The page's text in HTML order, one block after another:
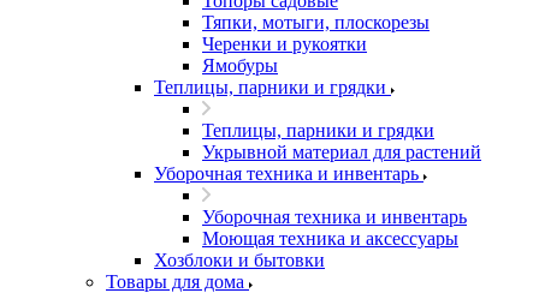
Тяпки, мотыги, плоскорезы
Черенки и рукоятки
Ямобуры
Теплицы, парники и грядки
Теплицы, парники и грядки
Укрывной материал для растений
Уборочная техника и инвентарь
Уборочная техника и инвентарь
Моющая техника и аксессуары
Хозблоки и бытовки
Товары для дома